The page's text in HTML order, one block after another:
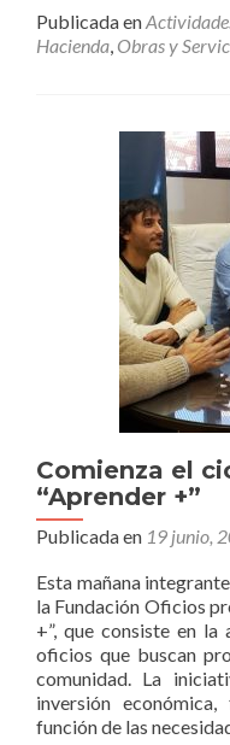
va
la
Publicada en
Hacienda, Obras y
Comienza el
“Aprender +”
Publicada en 19 junio,
Esta mañana
la Fundación Oficios
+”, que consiste en
oficios que buscan
comunidad. La
inversión
función de las